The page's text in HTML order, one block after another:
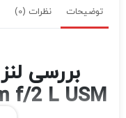
توضیحات نظرات (0)
بررسی
f/2 L USM